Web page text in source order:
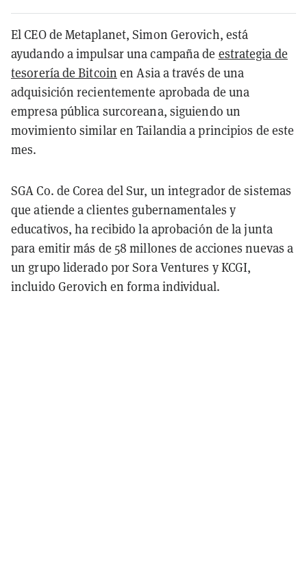
El CEO de Metaplanet, Simon Gerovich, está
ayudando a impulsar una campaña de estrategia de
tesorería de Bitcoin en Asia a través de una
adquisición recientemente aprobada de una
empresa pública surcoreana, siguiendo un
movimiento similar en Tailandia a principios de este
mes.
SGA Co. de Corea del Sur, un integrador de sistemas
que atiende a clientes gubernamentales y
educativos, ha recibido la aprobación de la junta
para emitir más de 58 millones de acciones nuevas a
un grupo liderado por Sora Ventures y KCGI,
incluido Gerovich en forma individual.